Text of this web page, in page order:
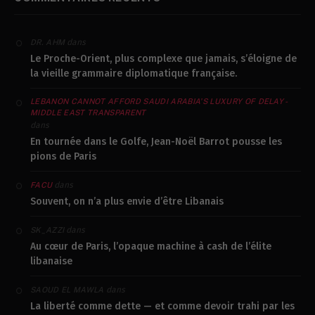
DR. AHM dans
Le Proche-Orient, plus complexe que jamais, s’éloigne de
la vieille grammaire diplomatique française.
LEBANON CANNOT AFFORD SAUDI ARABIA’S LUXURY OF DELAY -
MIDDLE EAST TRANSPARENT
dans
En tournée dans le Golfe, Jean-Noël Barrot pousse les
pions de Paris
FACUdans
Souvent, on n’a plus envie d’être Libanais
SK_AZZIdans
Au cœur de Paris, l’opaque machine à cash de l’élite
libanaise
SAOUD EL MAWLA dans
La liberté comme dette — et comme devoir trahi par les